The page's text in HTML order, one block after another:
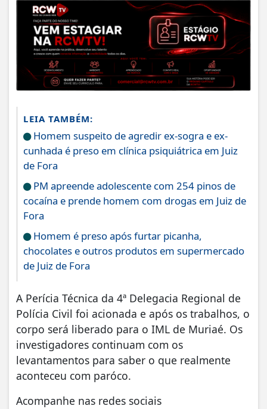
LEIA TAMBÉM:
Homem suspeito de agredir ex-sogra e ex-
cunhada é preso em clínica psiquiátrica em Juiz
de Fora
PM apreende adolescente com 254 pinos de
cocaína e prende homem com drogas em Juiz de
Fora
Homem é preso após furtar picanha,
chocolates e outros produtos em supermercado
de Juiz de Fora
A Perícia Técnica da 4ª Delegacia Regional de
Polícia Civil foi acionada e após os trabalhos, o
corpo será liberado para o IML de Muriaé. Os
investigadores continuam com os
levantamentos para saber o que realmente
aconteceu com paróco.
Acompanhe nas redes sociais